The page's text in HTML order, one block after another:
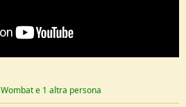
Wombate 1 altra persona